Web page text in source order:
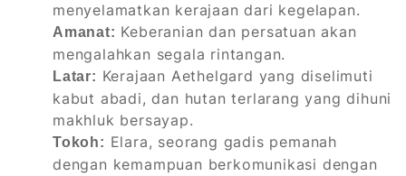
menyelamatkan kerajaan dari kegelapan.
Amanat: Keberanian dan persatuan akan
mengalahkan segala rintangan.
Latar: Kerajaan Aethelgard yang diselimuti
kabut abadi, dan hutan terlarang yang dihuni
makhluk bersayap.
Tokoh: Elara, seorang gadis pemanah
dengan kemampuan berkomunikasi dengan